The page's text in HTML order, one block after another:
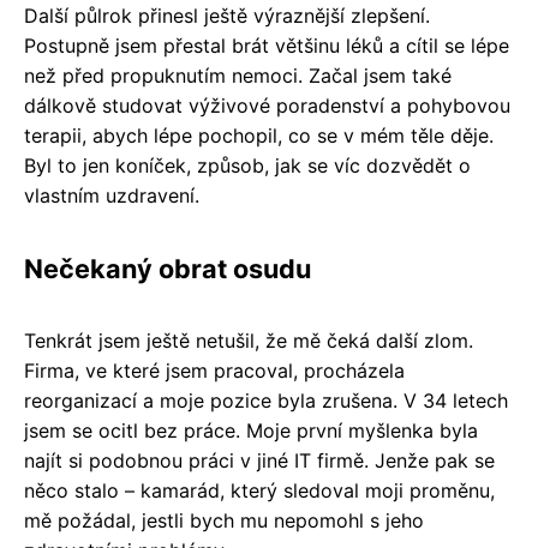
Další půlrok přinesl ještě výraznější zlepšení.
Postupně jsem přestal brát většinu léků a cítil se lépe
než před propuknutím nemoci. Začal jsem také
dálkově studovat výživové poradenství a pohybovou
terapii, abych lépe pochopil, co se v mém těle děje.
Byl to jen koníček, způsob, jak se víc dozvědět o
vlastním uzdravení.
Nečekaný obrat osudu
Tenkrát jsem ještě netušil, že mě čeká další zlom.
Firma, ve které jsem pracoval, procházela
reorganizací a moje pozice byla zrušena. V 34 letech
jsem se ocitl bez práce. Moje první myšlenka byla
najít si podobnou práci v jiné IT firmě. Jenže pak se
něco stalo – kamarád, který sledoval moji proměnu,
mě požádal, jestli bych mu nepomohl s jeho